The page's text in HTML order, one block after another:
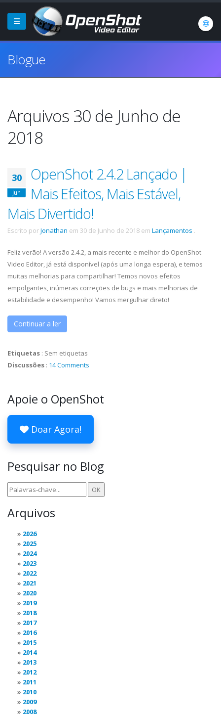
Blogue
Arquivos 30 de Junho de
2018
30
Jun
OpenShot 2.4.2 Lançado |
Mais Efeitos, Mais Estável,
Mais Divertido!
Escrito porJonathan em 30 de Junho de 2018 em Lançamentos .
Feliz verão! A versão 2.4.2, a mais recente e melhor do OpenShot
Video Editor, já está disponível (após uma longa espera), e temos
muitas melhorias para compartilhar! Temos novos efeitos
empolgantes, inúmeras correções de bugs e mais melhorias de
estabilidade e desempenho! Vamos mergulhar direto!
Continuar a ler
Etiquetas : Sem etiquetas
Discussões : 14 Comments
Apoie o OpenShot
Doar Agora!
Pesquisar no Blog
Arquivos
2026
2025
2024
2023
2022
2021
2020
2019
2018
2017
2016
2015
2014
2013
2012
2011
2010
2009
2008